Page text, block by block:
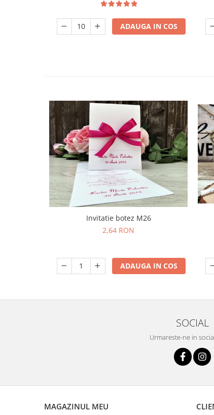
ADAUGA IN COS
Invitatie botez M26
2,64 RON
ADAUGA IN COS
SOCIAL
Urmareste-ne in
MAGAZINUL MEU